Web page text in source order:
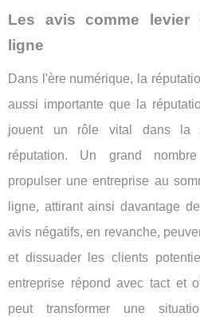
Les avis comme levier
ligne
Dans l'ère numérique, la
aussi importante que la
jouent un rôle vital dans la
réputation. Un grand
propulser une entreprise au
ligne, attirant ainsi davantage
avis négatifs, en revanche,
et dissuader les clients
entreprise répond avec tact et
peut transformer une